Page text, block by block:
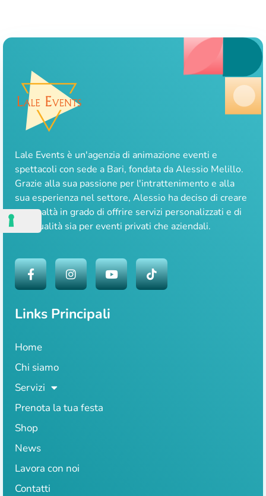
Lale Events è un'agenzia di animazione eventi e
spettacoli con sede a Bari, fondata da Alessio Melillo.
Grazie alla sua passione per l'intrattenimento e alla
sua esperienza nel settore, Alessio ha deciso di creare
una realtà in grado di offrire servizi personalizzati e di
alta qualità sia per eventi privati che aziendali.
Links Principali
Home
Chi siamo
Servizi
Prenota la tua festa
Shop
News
Lavora con noi
Contatti